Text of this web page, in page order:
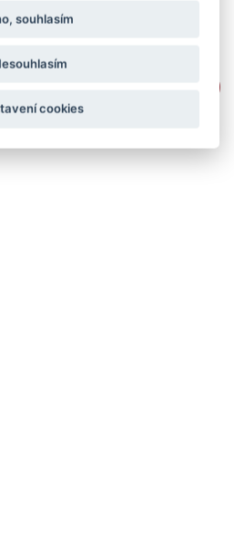
souhlasím
cookies